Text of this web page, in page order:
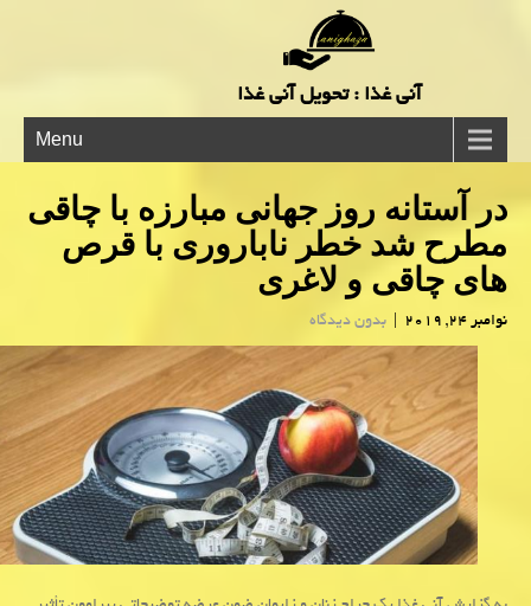
آنی غذا : تحویل آنی غذا
Menu
در آستانه روز جهانی مبارزه با چاقی
مطرح شد خطر ناباروری با قرص
های چاقی و لاغری
نوامبر 24, 2019 | بدون دیدگاه